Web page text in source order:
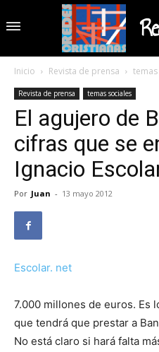
Inicio Revista de prensa
Revista de prensa temas sociales
El agujero de
cifras que se
Ignacio
Por Juan - 13 mayo 2012
Escolar. net
7.000 millones de euros. Es
que tendrá que prestar a
No está claro si hará falta